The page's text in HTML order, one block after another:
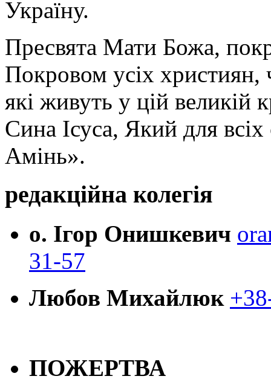
Україну.
Пресвята Мати Божа,
Покровом усіх християн,
які живуть у цій великій
Сина Ісуса, Який для
Амінь».
редакційна колегія
о. Ігор Онишкевич
31-57
Любов Михайлюк
ПОЖЕРТВА